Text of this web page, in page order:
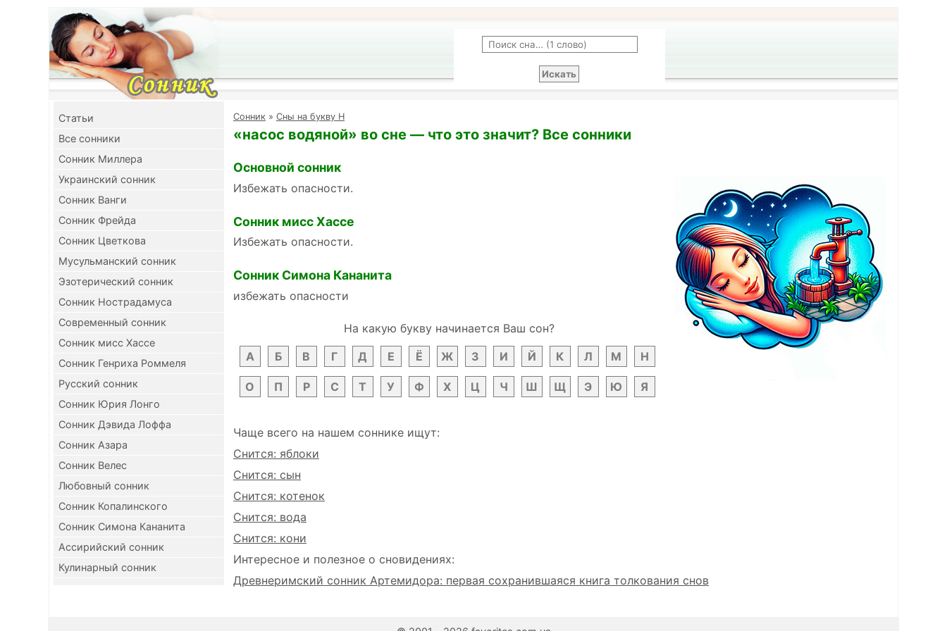
Cтатьи
Все сонники
Сонник Миллера
Украинский сонник
Сонник Ванги
Сонник Фрейда
Сонник Цветкова
Мусульманский сонник
Эзотерический сонник
Сонник Нострадамуса
Современный сонник
Сонник мисс Хассе
Сонник Генриха Роммеля
Русский сонник
Сонник Юрия Лонго
Сонник Дэвида Лоффа
Сонник Азара
Сонник Велес
Любовный сонник
Сонник Копалинского
Сонник Симона Кананита
Ассирийский сонник
Кулинарный сонник
Cонник » Сны на букву Н
«насос водяной» во сне — что это значит? Все сонники
Основной сонник
Избежать опасности.
Сонник мисс Хассе
Избежать опасности.
Сонник Симона Кананита
избежать опасности
На какую букву начинается Ваш сон?
А
Б В Г Д Е Ё Ж З И Й К Л М Н
О П Р С Т У Ф Х Ц Ч Ш Щ Э Ю Я
Чаще всего на нашем соннике ищут:
Снится: яблоки
Снится: сын
Снится: котенок
Снится: вода
Снится: кони
Интересное и полезное о сновидениях:
Древнеримский сонник Артемидора: первая сохранившаяся книга толкования снов